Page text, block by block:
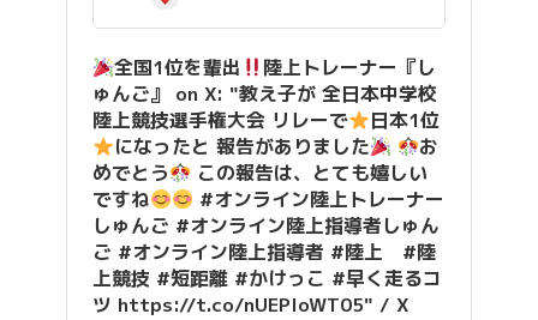
全国1位を輩出
陸上トレーナー『し
ゅんご』 on X: "教え子が 全日本中学校
陸上競技選手権大会 リレーで
日本1位
になったと 報告がありました
お
めでとう
この報告は、とても嬉しい
ですね
#オンライン陸上トレーナー
しゅんご #オンライン陸上指導者しゅん
ご #オンライン陸上指導者 #陸上 #陸
上競技 #短距離 #かけっこ #早く走るコ
ツ https://t.co/nUEPloWT05" / X